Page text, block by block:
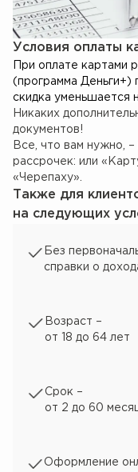
Условия оплаты
При оплате картами
(программа Деньги+)
скидка уменьшается
Никаких
документов!
Все, что вам нужно, –
рассрочек: или
«Черепаху».
Также для
на следующих
Без
справки о
Возраст –
от 18 до 64 лет
Срок –
от 2 до 60
Оформление